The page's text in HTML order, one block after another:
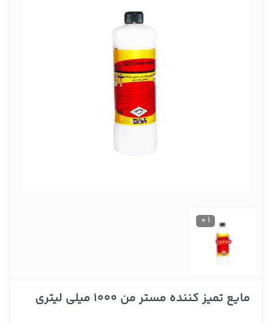
1 +
مایع تمیز کننده مستر من 1000 میلی لیتری